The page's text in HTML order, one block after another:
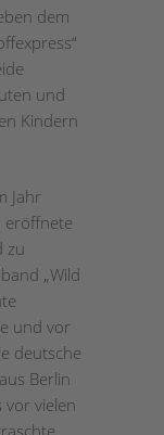
dem
und
Kindern
Jahr
eröffnete
zu
„Wild
und vor
deutsche
Berlin
vor vielen